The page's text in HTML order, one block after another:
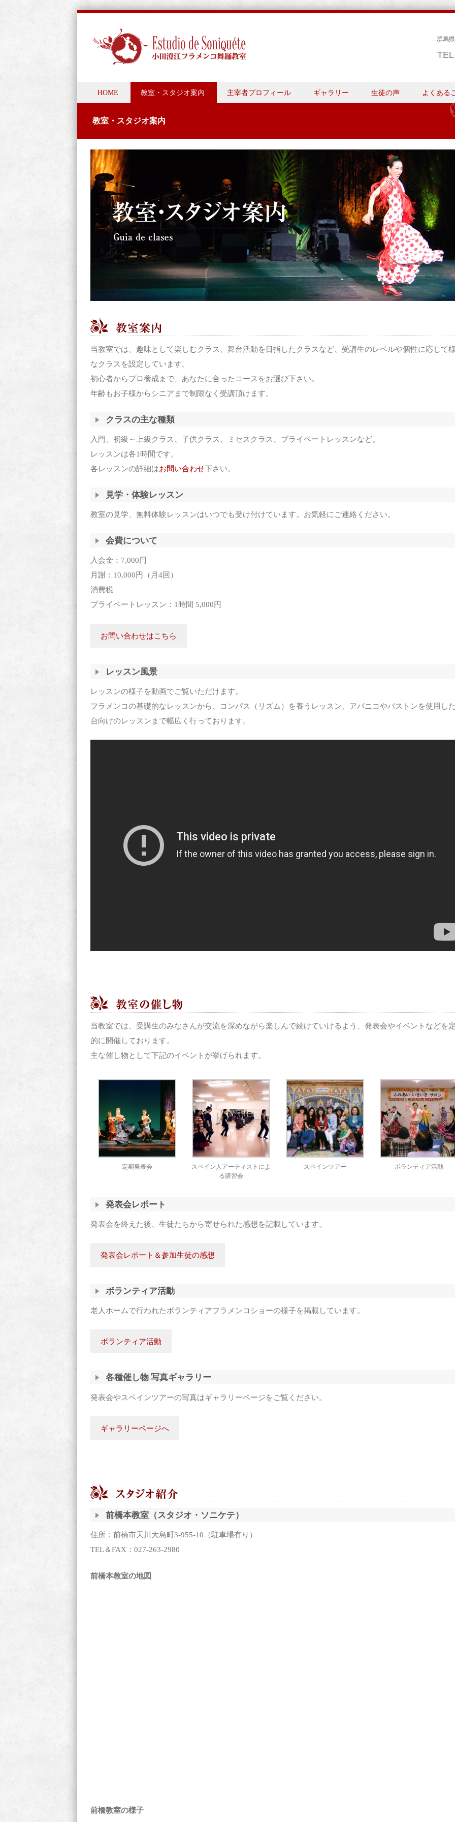
群馬
Menu
Skip to content
HOME 教室・スタジオ案内 主宰者プロフィール ギャラリー 生徒の声 よくある
教室・スタジオ案内
当教室では、趣味として楽しむクラス、舞台活動を目指したクラスなど、受講生のレベルや個性に応じて
なクラスを設定しています。
初心者からプロ養成まで、あなたに合ったコースをお選び下さい。
年齢もお子様からシニアまで制限なく受講頂けます。
クラスの主な種類
入門、初級～上級クラス、子供クラス、ミセスクラス、プライベートレッスンなど。
レッスンは各1時間です。
各レッスンの詳細はお問い合わせ下さい。
見学・体験レッスン
教室の見学、無料体験レッスンはいつでも受け付けています。お気軽にご連絡ください。
会費について
入会金：7,000円
月謝：10,000円（月4回）
消費税
プライベートレッスン：1時間 5,000円
お問い合わせはこちら
レッスン風景
レッスンの様子を動画でご覧いただけます。
フラメンコの基礎的なレッスンから、コンパス（リズム）を養うレッスン、アバニコやバストンを使用し
台向けのレッスンまで幅広く行っております。
当教室では、受講生のみなさんが交流を深めながら楽しんで続けていけるよう、発表会やイベントなどを
的に開催しております。
主な催し物として下記のイベントが挙げられます。
定期発表会
スペイン人アーティストによ
る講習会
スペインツアー ボランティア活動
発表会レポート
発表会を終えた後、生徒たちから寄せられた感想を記載しています。
発表会レポート＆参加生徒の感想
ボランティア活動
老人ホームで行われたボランティアフラメンコショーの様子を掲載しています。
ボランティア活動
各種催し物 写真ギャラリー
発表会やスペインツアーの写真はギャラリーページをご覧ください。
ギャラリーページへ
前橋本教室（スタジオ・ソニケテ）
住所：前橋市天川大島町3-955-10（駐車場有り）
TEL＆FAX：027-263-2980
前橋本教室の地図
前橋教室の様子